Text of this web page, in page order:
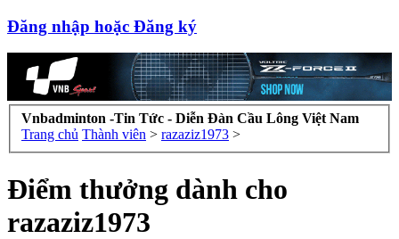
Đăng nhập hoặc Đăng ký
Vnbadminton -Tin Tức - Diễn Đàn Cầu Lông Việt Nam
Trang chủ Thành viên > razaziz1973 >
Điểm thưởng dành cho
razaziz1973